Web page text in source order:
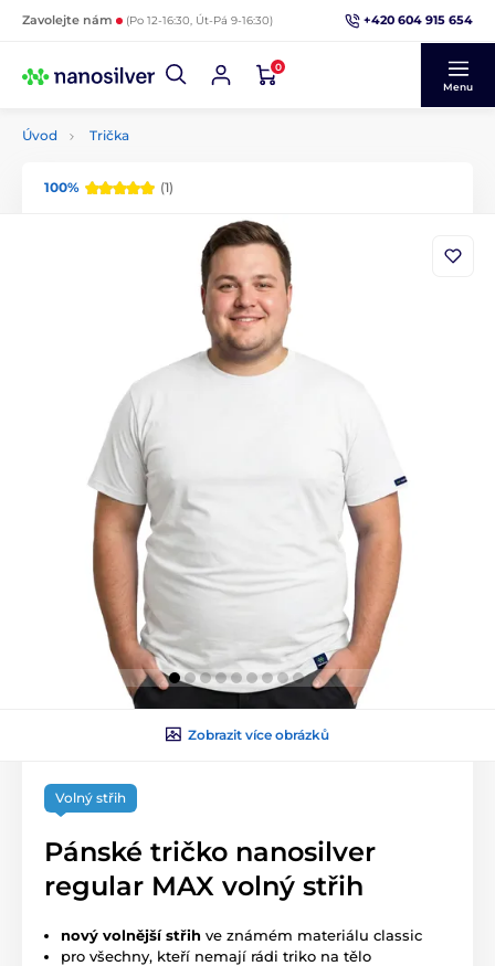
Zavolejte nám (Po 12-16:30, Út-Pá 9-16:30) +420 604 915 654
0
Menu
Úvod Trička
100% (1)
Zobrazit více obrázků
Volný střih
Pánské tričko nanosilver
regular MAX volný střih
nový volnější střih ve známém materiálu classic
pro všechny, kteří nemají rádi triko na tělo